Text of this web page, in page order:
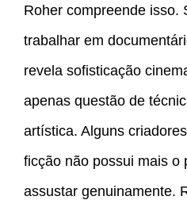
Roher compreende isso.
trabalhar em
revela sofisticação
apenas questão de
artística. Alguns
ficção não possui mais o
assustar genuinamente.